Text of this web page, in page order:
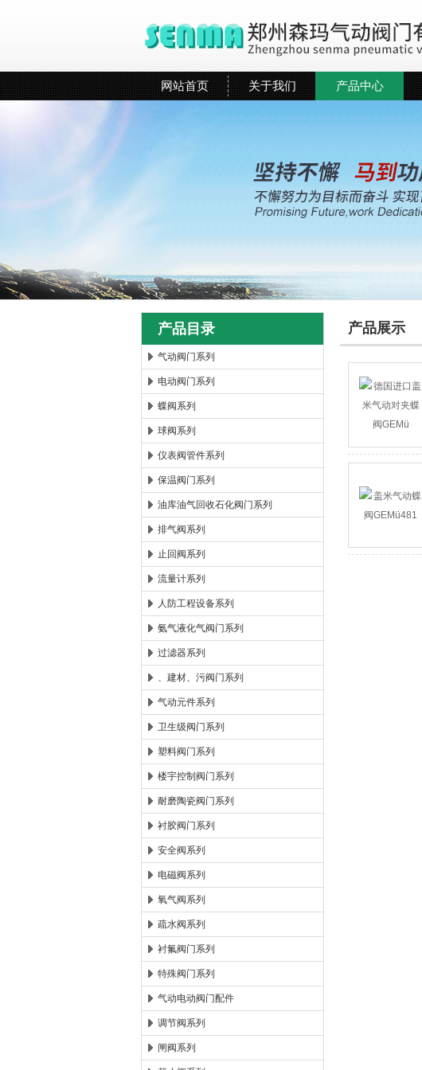
郑州森玛自控阀门有限公司
网站首页 关于我们 产品中心
产品目录
气动阀门系列
电动阀门系列
蝶阀系列
球阀系列
仪表阀管件系列
保温阀门系列
油库油气回收石化阀门系列
排气阀系列
止回阀系列
流量计系列
人防工程设备系列
氨气液化气阀门系列
过滤器系列
、建材、污阀门系列
气动元件系列
卫生级阀门系列
塑料阀门系列
楼宇控制阀门系列
耐磨陶瓷阀门系列
衬胶阀门系列
安全阀系列
电磁阀系列
氧气阀系列
疏水阀系列
衬氟阀门系列
特殊阀门系列
气动电动阀门配件
调节阀系列
闸阀系列
产品展示